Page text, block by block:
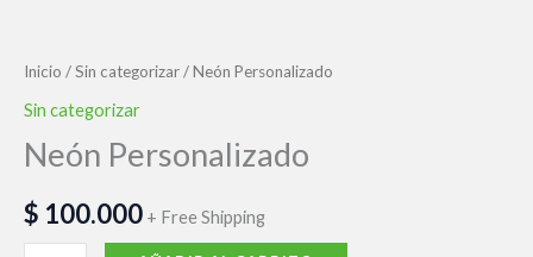
Inicio /Sin categorizar/ Neón Personalizado
Sin categorizar
Neón Personalizado
$ 100.000 + Free Shipping
cantidad